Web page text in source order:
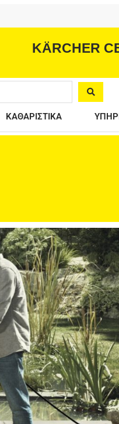
KÄRCHER
ΚΑΘΑΡΙΣΤΙΚΑ